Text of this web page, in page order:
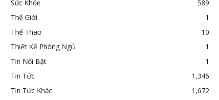
Sức Khỏe
589
Thế Giới
1
Thể Thao
10
Thiết Kế Phòng Ngủ
1
Tin Nổi Bật
1
Tin Tức
1,346
Tin Tức Khác
1,672